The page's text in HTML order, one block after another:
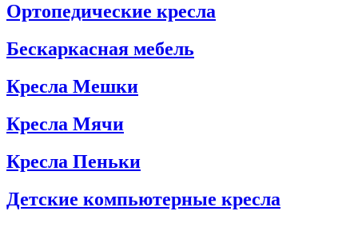
Ортопедические кресла
Бескаркасная мебель
Кресла Мешки
Кресла Мячи
Кресла Пеньки
Детские компьютерные кресла